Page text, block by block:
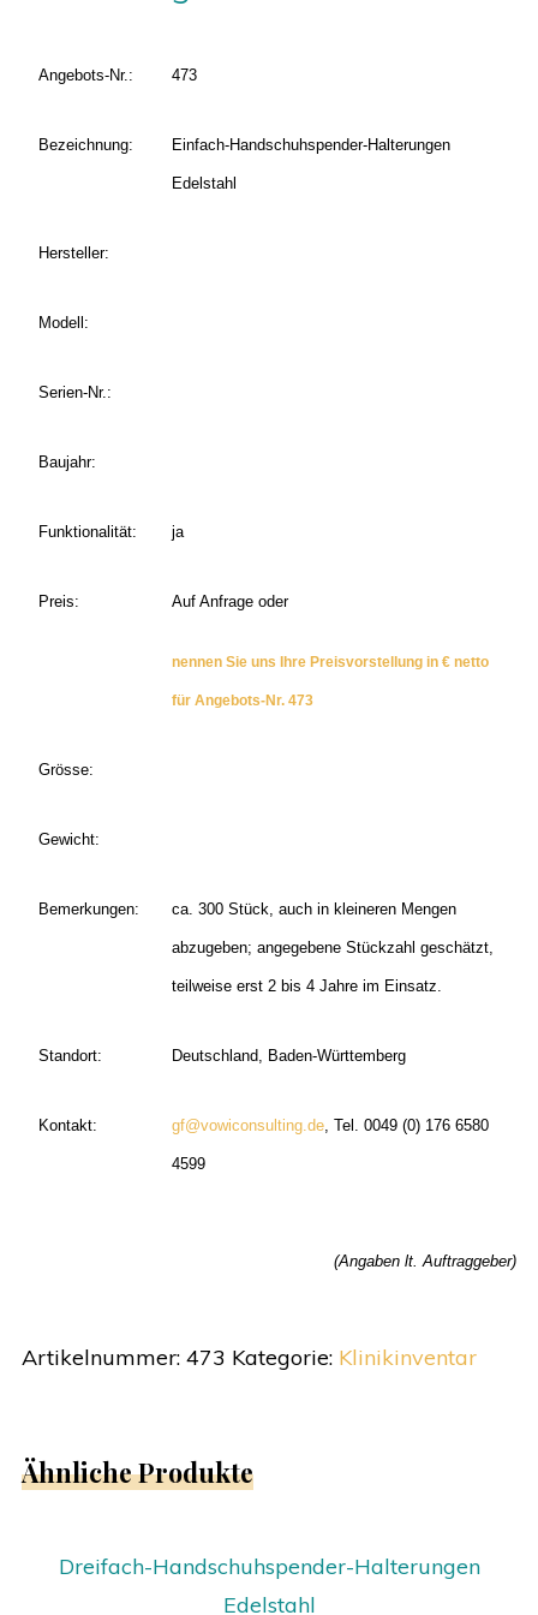
Angebots-Nr.: 473
Bezeichnung: Einfach-Handschuhspender-Halterungen
Edelstahl
Hersteller:
Modell:
Serien-Nr.:
Baujahr:
Funktionalität: ja
Preis: Auf Anfrage oder
nennen Sie uns Ihre Preisvorstellung in € netto
für Angebots-Nr. 473
Grösse:
Gewicht:
Bemerkungen: ca. 300 Stück, auch in kleineren Mengen
abzugeben; angegebene Stückzahl geschätzt,
teilweise erst 2 bis 4 Jahre im Einsatz.
Standort: Deutschland, Baden-Württemberg
Kontakt: gf@vowiconsulting.de, Tel. 0049 (0) 176 6580
4599
(Angaben lt. Auftraggeber)
Artikelnummer: 473 Kategorie: Klinikinventar
Ähnliche Produkte
Dreifach-Handschuhspender-Halterungen
Edelstahl